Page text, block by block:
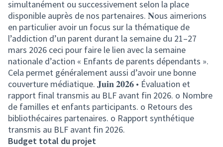
simultanément ou successivement selon la place
disponible auprès de nos partenaires. 𝐍ous aimerions
en particulier avoir un focus sur la thématique de
l’addiction d’un parent durant la semaine du 21–27
mars 2026 ceci pour faire le lien avec la semaine
nationale d’action « Enfants de parents dépendants ».
Cela permet généralement aussi d’avoir une bonne
couverture médiatique. 𝐉𝐮𝐢𝐧 𝟐𝟎𝟐𝟔 • Évaluation et
rapport final transmis au BLF avant fin 2026. o Nombre
de familles et enfants participants. o Retours des
bibliothécaires partenaires. o Rapport synthétique
transmis au BLF avant fin 2026.
Budget total du projet